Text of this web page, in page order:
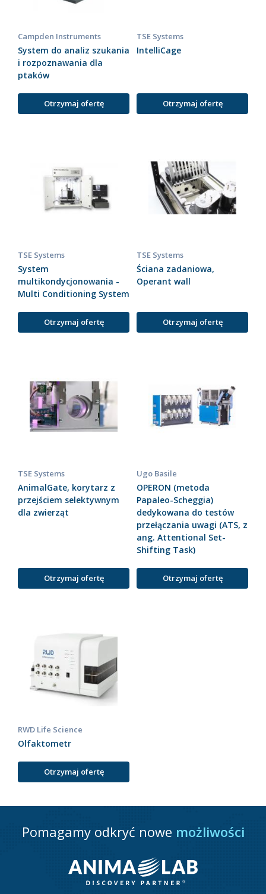
Campden Instruments
System do analiz szukania
i rozpoznawania dla
ptaków
Otrzymaj ofertę
TSE Systems
IntelliCage
Otrzymaj ofertę
TSE Systems
System
multikondycjonowania -
Multi Conditioning System
Otrzymaj ofertę
TSE Systems
Ściana zadaniowa,
Operant wall
Otrzymaj ofertę
TSE Systems
AnimalGate, korytarz z
przejściem selektywnym
dla zwierząt
Otrzymaj ofertę
Ugo Basile
OPERON (metoda
Papaleo-Scheggia)
dedykowana do testów
przełączania uwagi (ATS, z
ang. Attentional Set-
Shifting Task)
Otrzymaj ofertę
RWD Life Science
Olfaktometr
Otrzymaj ofertę
Pomagamy odkryć nowe możliwości